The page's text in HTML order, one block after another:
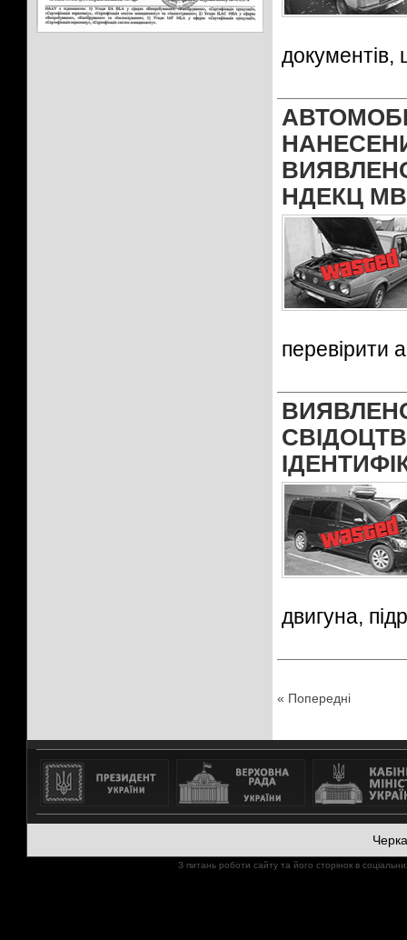
НДЕКЦ
перевірити
двигуна,
« Попередні
З питань роботи сайту та його сторінок в